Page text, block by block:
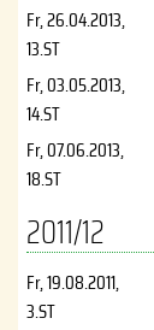
Fr, 26.04.2013,
13.ST
Fr, 03.05.2013,
14.ST
Fr, 07.06.2013,
18.ST
2011/12
Fr, 19.08.2011,
3.ST